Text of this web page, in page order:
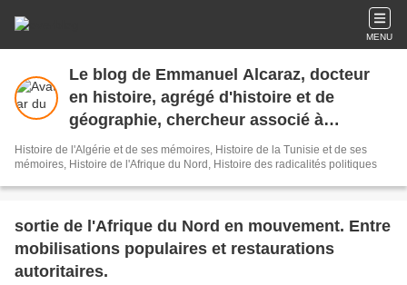
MENU
Le blog de Emmanuel Alcaraz, docteur
en histoire, agrégé d'histoire et de
géographie, chercheur associé à
Mesopolhis(UMR7064, Sciences Po Aix)
et à l'IRMC-Tunis
Histoire de l'Algérie et de ses mémoires, Histoire de la Tunisie et de ses
mémoires, Histoire de l'Afrique du Nord, Histoire des radicalités politiques
sortie de l'Afrique du Nord en mouvement. Entre
mobilisations populaires et restaurations
autoritaires.